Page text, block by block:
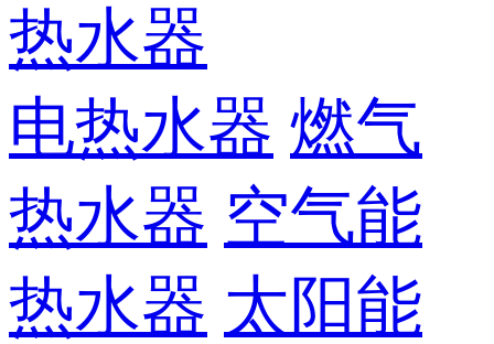
热水器
电热水器 燃气
热水器 空气能
热水器 太阳能